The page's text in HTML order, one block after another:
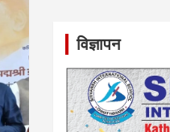
विज्ञापन